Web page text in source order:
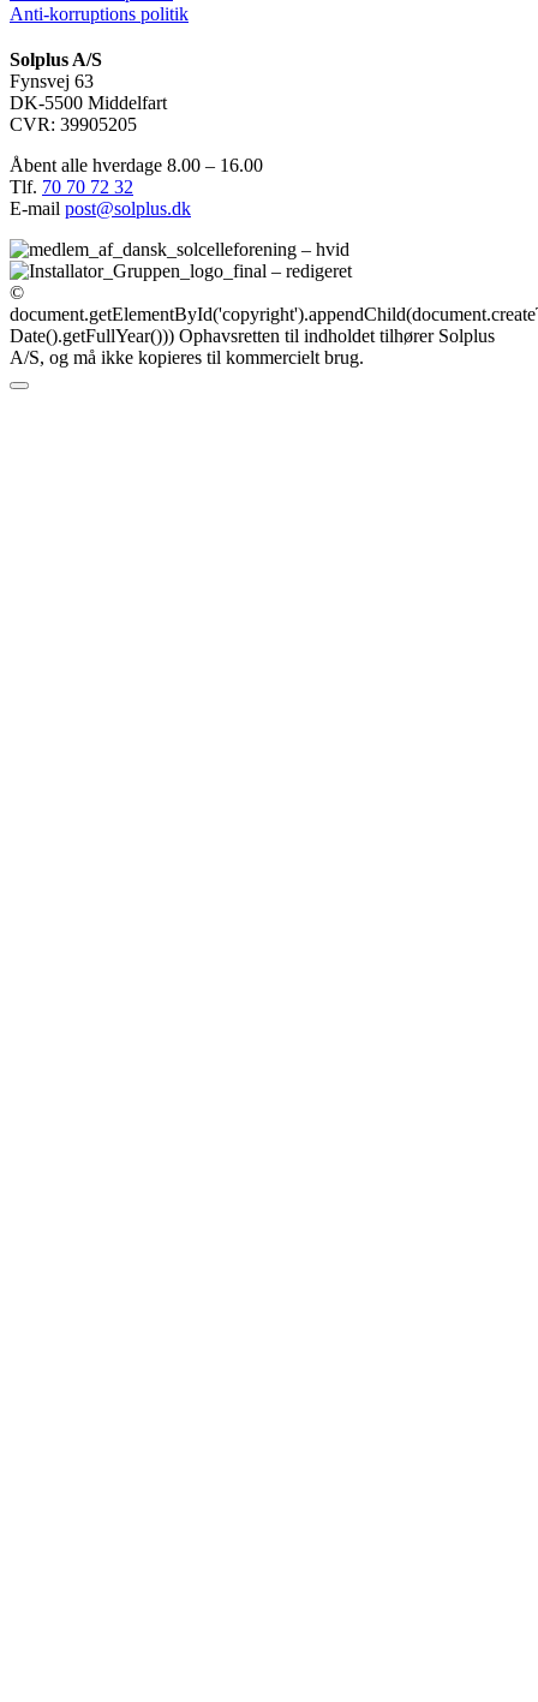
Anti-korruptions politik
Solplus A/S
Fynsvej 63
DK-5500 Middelfart
CVR: 39905205
Åbent alle hverdage 8.00 – 16.00
Tlf. 70 70 72 32
E-mail post@solplus.dk
©
Date().getFullYear())) Ophavsretten til indholdet tilhører Solplus
A/S, og må ikke kopieres til kommercielt brug.